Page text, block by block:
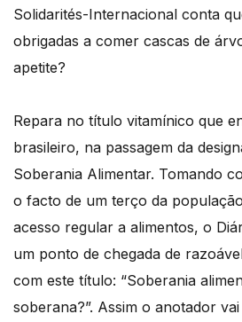
Solidarités-Internacional conta
obrigadas a comer cascas de
apetite?
Repara no título vitamínico que
brasileiro, na passagem da
Soberania Alimentar. Tomando
o facto de um terço da
acesso regular a alimentos, o
um ponto de chegada de
com este título: “Soberania
soberana?”. Assim o anotador